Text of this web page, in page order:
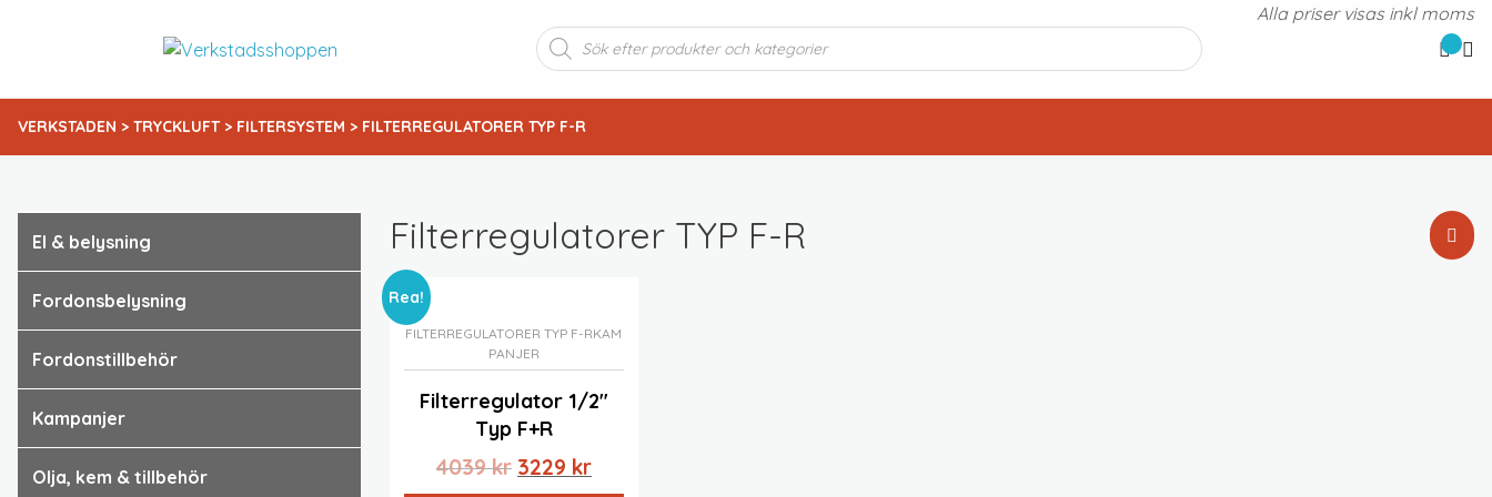
Alla priser visas inkl moms
Produktsökning
VERKSTADEN > TRYCKLUFT> FILTERSYSTEM > FILTERREGULATORER TYP F-R
el & belysning
fordonsbelysning
fordonstillbehör
kampanjer
olja, kem & tillbehör
Filterregulatorer TYP F-R
Rea!
FILTERREGULATORER TYP F-RKAM
PANJER
Filterregulator 1/2″
Typ F+r
4039kr Det
3229 krDet